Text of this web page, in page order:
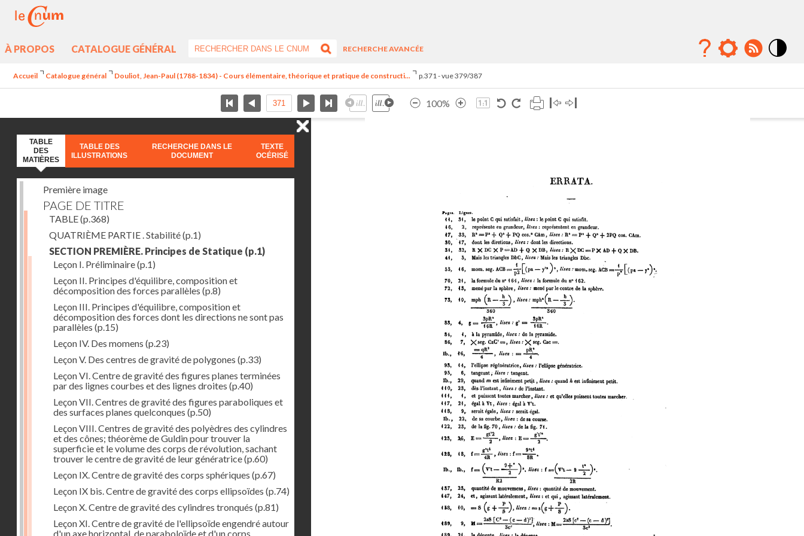
À PROPOS CATALOGUE GÉNÉRAL
RECHERCHE AVANCÉE
Accueil Catalogue général Douliot, Jean-Paul (1788-1834) - Cours élémentaire, théorique et pratique de constructi... p.371 - vue 379/387
100%
TABLE
DES
MATIÈRES
TABLE DES
ILLUSTRATIONS
RECHERCHE DANS LE
DOCUMENT
TEXTE
OCÉRISÉ
Première image
PAGE DE TITRE
TABLE(p.368)
QUATRIÈME PARTIE . Stabilité(p.1)
SECTION PREMIÈRE. Principes de Statique (p.1)
Leçon I. Préliminaire(p.1)
Leçon II. Principes d'équilibre, composition et
décomposition des forces parallèles (p.8)
Leçon III. Principes d'équilibre, composition et
décomposition des forces dont les directions ne sont pas
parallèles (p.15)
Leçon IV. Des momens (p.23)
Leçon V. Des centres de gravité de polygones (p.33)
Leçon VI. Centre de gravité des figures planes terminées
par des lignes courbes et des lignes droites (p.40)
Leçon VII. Centres de gravité des figures paraboliques et
des surfaces planes quelconques (p.50)
Leçon VIII. Centres de gravité des polyèdres des cylindres
et des cônes; théorème de Guldin pour trouver la
superficie et le volume des corps de révolution, sachant
trouver le centre de gravité de leur génératrice(p.60)
Leçon IX. Centre de gravité des corps sphériques (p.67)
Leçon IX bis. Centre de gravité des corps ellipsoïdes (p.74)
Leçon X. Centre de gravité des cylindres tronqués (p.81)
Leçon XI. Centre de gravité de l'ellipsoïde engendré autour
d'un axe horizontal, de paraboloïde et d'un corps